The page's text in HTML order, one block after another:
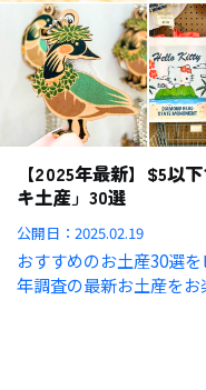
【2025年最新】$5以
キ土産」30選
公開日：2025.02.19
おすすめのお土産30選
年調査の最新お土産をお